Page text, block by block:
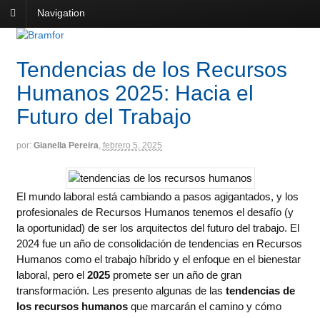
Navigation
Tendencias de los Recursos
Humanos 2025: Hacia el
Futuro del Trabajo
por: Gianella Pereira, febrero 5, 2025
El mundo laboral está cambiando a pasos agigantados, y los
profesionales de Recursos Humanos tenemos el desafío (y
la oportunidad) de ser los arquitectos del futuro del trabajo. El
2024 fue un año de consolidación de tendencias en Recursos
Humanos como el trabajo híbrido y el enfoque en el bienestar
laboral, pero el 2025promete ser un año de gran
transformación. Les presento algunas de las tendencias de
los recursos humanosque marcarán el camino y cómo